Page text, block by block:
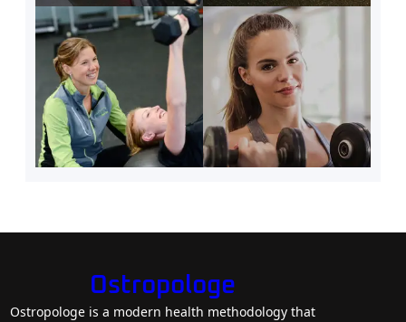
Ostropologe
Ostropologe is a modern health methodology that